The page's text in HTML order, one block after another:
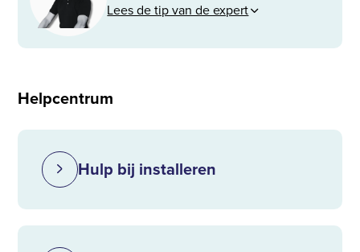
Lees de tip van de expert
Helpcentrum
Hulp bij installeren